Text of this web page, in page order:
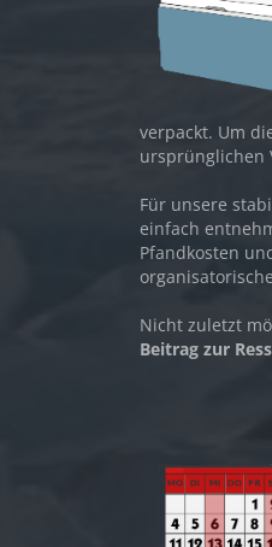
verpackt. Um
ursprünglichen
Für unsere
einfach
Pfandkosten
Nicht zuletzt
Beitrag zur